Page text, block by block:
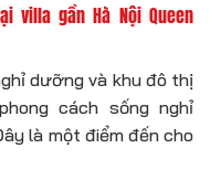
villa gần Hà NộiQueen
dưỡng và khu đô thị
cách sống nghỉ
là một điểm đến cho